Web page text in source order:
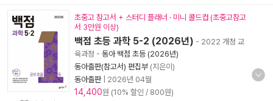
초중고 참고서 + 스터디 플래너 · 미니 콜드컵 (초중고참고
서 3만원 이상)
백점 초등 과학 5-2 (2026년) - 2022 개정 교
육과정 - 동아 백점 초등 (2026년)
동아출판(참고서) 편집부 (지은이)
동아출판| 2026년 04월
14,400원 (10% 할인 / 800원)